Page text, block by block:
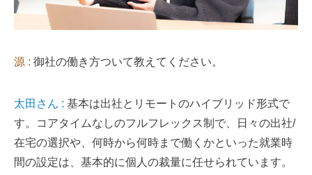
源 : 御社の働き方ついて教えてください。
太田さん : 基本は出社とリモートのハイブリッド形式で
す。コアタイムなしのフルフレックス制で、日々の出社/
在宅の選択や、何時から何時まで働くかといった就業時
間の設定は、基本的に個人の裁量に任せられています。